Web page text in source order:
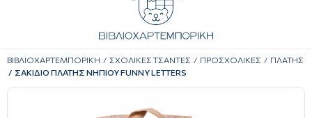
ΒΙΒΛΙΟΧΑΡΤΕΜΠΟΡΙΚΗ ΣΧΟΛΙΚΕΣ ΤΣΑΝΤΕΣ ΠΡΟΣΧΟΛΙΚΕΣ
ΠΛΑΤΗΣ
ΣΑΚΙΔΙΟ ΠΛΑΤΗΣ ΝΗΠΙΟΥ FUNNY LETTERS